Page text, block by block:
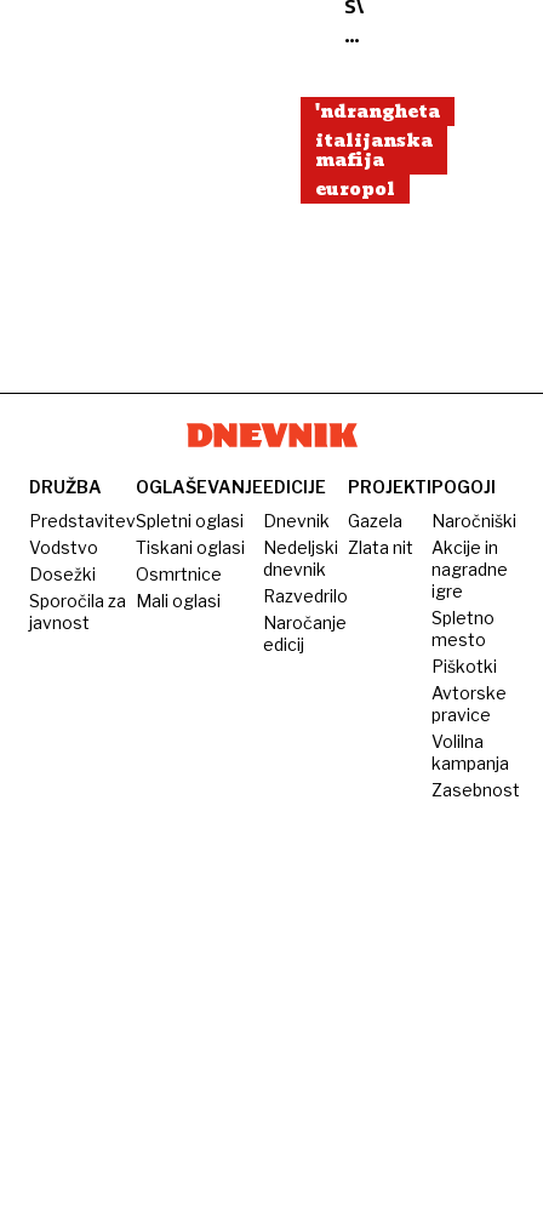
Nuna
tajni
mafijski
sodelavec
'ndrangheta
italijanska
mafija
europol
DRUŽBA
Predstavitev
Vodstvo
Dosežki
Sporočila za
javnost
OGLAŠEVANJE
Spletni oglasi
Tiskani oglasi
Osmrtnice
Mali oglasi
EDICIJE
Dnevnik
Nedeljski
dnevnik
Razvedrilo
Naročanje
edicij
PROJEKTI
Gazela
Zlata nit
POGOJI
Naročniški
Akcije in
nagradne
igre
Spletno
mesto
Piškotki
Avtorske
pravice
Volilna
kampanja
Zasebnost